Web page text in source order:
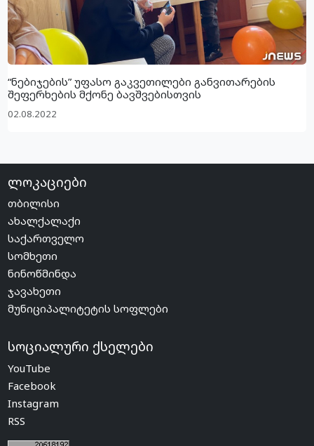
“ნებიჯების” უფასო გაკვეთილები განვითარების
შეფერხების მქონე ბავშვებისთვის
02.08.2022
ლოკაციები
თბილისი
ახალქალაქი
საქართველო
სომხეთი
ნინოწმინდა
ჯავახეთი
მუნიციპალიტეტის სოფლები
სოციალური ქსელები
YouTube
Facebook
Instagram
RSS